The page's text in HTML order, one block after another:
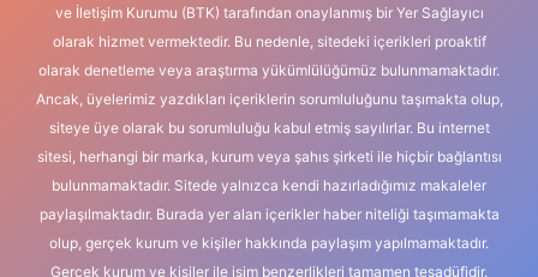
ve İletişim Kurumu (BTK) tarafından onaylanmış bir Yer Sağlayıcı
olarak hizmet vermektedir. Bu nedenle, sitedeki içerikleri proaktif
olarak denetleme veya araştırma yükümlülüğümüz bulunmamaktadır.
Ancak, üyelerimiz yazdıkları içeriklerin sorumluluğunu taşımakta olup,
siteye üye olarak bu sorumluluğu kabul etmiş sayılırlar. Bu internet
sitesi, herhangi bir marka, kurum veya şahıs şirketi ile hiçbir bağlantısı
bulunmamaktadır. Sitede yalnızca kendi hazırladığımız makaleler
paylaşılmaktadır. Burada yer alan içerikler haber niteliği taşımamakta
olup, gerçek kurum ve kişiler hakkında paylaşım yapılmamaktadır.
Gerçek kurum ve kişiler ile isim benzerlikleri tamamen tesadüfidir.